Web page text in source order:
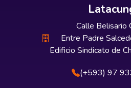
Calle Belisario
Entre Padre
Edificio Sindicato de
(+593) 97